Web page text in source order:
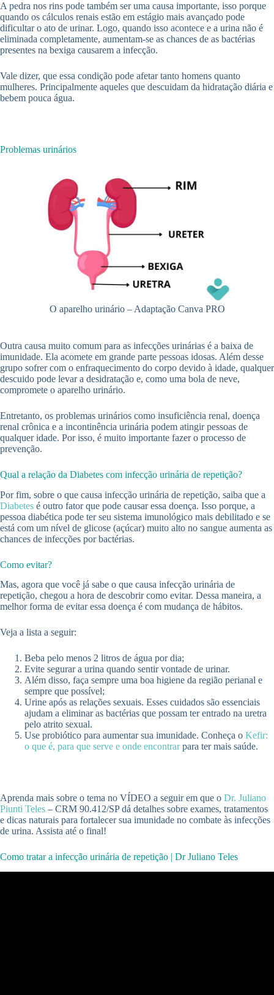
A pedra nos rins pode também ser uma causa importante, isso porque
quando os cálculos renais estão em estágio mais avançado pode
dificultar o ato de urinar. Logo, quando isso acontece e a urina não é
eliminada completamente, aumentam-se as chances de as bactérias
presentes na bexiga causarem a infecção.
Vale dizer, que essa condição pode afetar tanto homens quanto
mulheres. Principalmente aqueles que descuidam da hidratação diária e
bebem pouca água.
Problemas urinários
O aparelho urinário – Adaptação Canva PRO
Outra causa muito comum para as infecções urinárias é a baixa de
imunidade. Ela acomete em grande parte pessoas idosas. Além desse
grupo sofrer com o enfraquecimento do corpo devido à idade, qualquer
descuido pode levar a desidratação e, como uma bola de neve,
compromete o aparelho urinário.
Entretanto, os problemas urinários como insuficiência renal, doença
renal crônica e a incontinência urinária podem atingir pessoas de
qualquer idade. Por isso, é muito importante fazer o processo de
prevenção.
Qual a relação da Diabetes com infecção urinária de repetição?
Por fim, sobre o que causa infecção urinária de repetição, saiba que a
Diabetes é outro fator que pode causar essa doença. Isso porque, a
pessoa diabética pode ter seu sistema imunológico mais debilitado e se
está com um nível de glicose (açúcar) muito alto no sangue aumenta as
chances de infecções por bactérias.
Como evitar?
Mas, agora que você já sabe o que causa infecção urinária de
repetição, chegou a hora de descobrir como evitar. Dessa maneira, a
melhor forma de evitar essa doença é com mudança de hábitos.
Veja a lista a seguir:
Beba pelo menos 2 litros de água por dia;
Evite segurar a urina quando sentir vontade de urinar.
Além disso, faça sempre uma boa higiene da região perianal e
sempre que possível;
Urine após as relações sexuais. Esses cuidados são essenciais
ajudam a eliminar as bactérias que possam ter entrado na uretra
pelo atrito sexual.
Use probiótico para aumentar sua imunidade. Conheça o Kefir:
o que é, para que serve e onde encontrarpara ter mais saúde.
Aprenda mais sobre o tema no VÍDEO a seguir em que o Dr. Juliano
Piunti Teles – CRM 90.412/SP dá detalhes sobre exames, tratamentos
e dicas naturais para fortalecer sua imunidade no combate às infecções
de urina. Assista até o final!
Como tratar a infecção urinária de repetição | Dr Juliano Teles